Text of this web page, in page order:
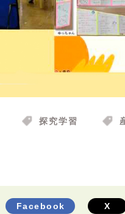
探究学習
Facebook X